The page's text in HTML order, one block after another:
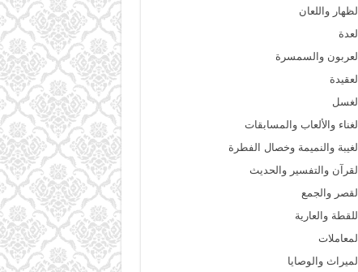
الظهار واللعان
العدة
العربون والسمسرة
العقيدة
الغسل
الغناء والألعاب والمسابقات
الغيبة والنميمة وخصال الفطرة
القرآن والتفسير والحديث
القصر والجمع
اللقطة والعارية
المعاملات
الميراث والوصايا